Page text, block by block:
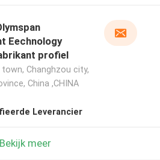
Eechnology
profiel
town, Changhzou city,
China ,CHINA
Leverancier
Bekijk meer